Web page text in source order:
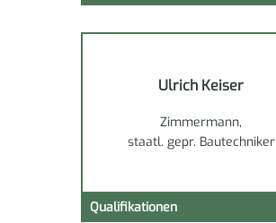
Ulrich Keiser
Zimmermann,
staatl. gepr. Bautechniker
Qualifikationen